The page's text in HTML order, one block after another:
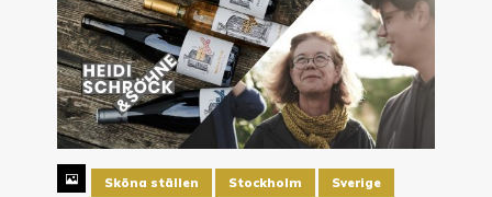
Sköna ställen Stockholm Sverige